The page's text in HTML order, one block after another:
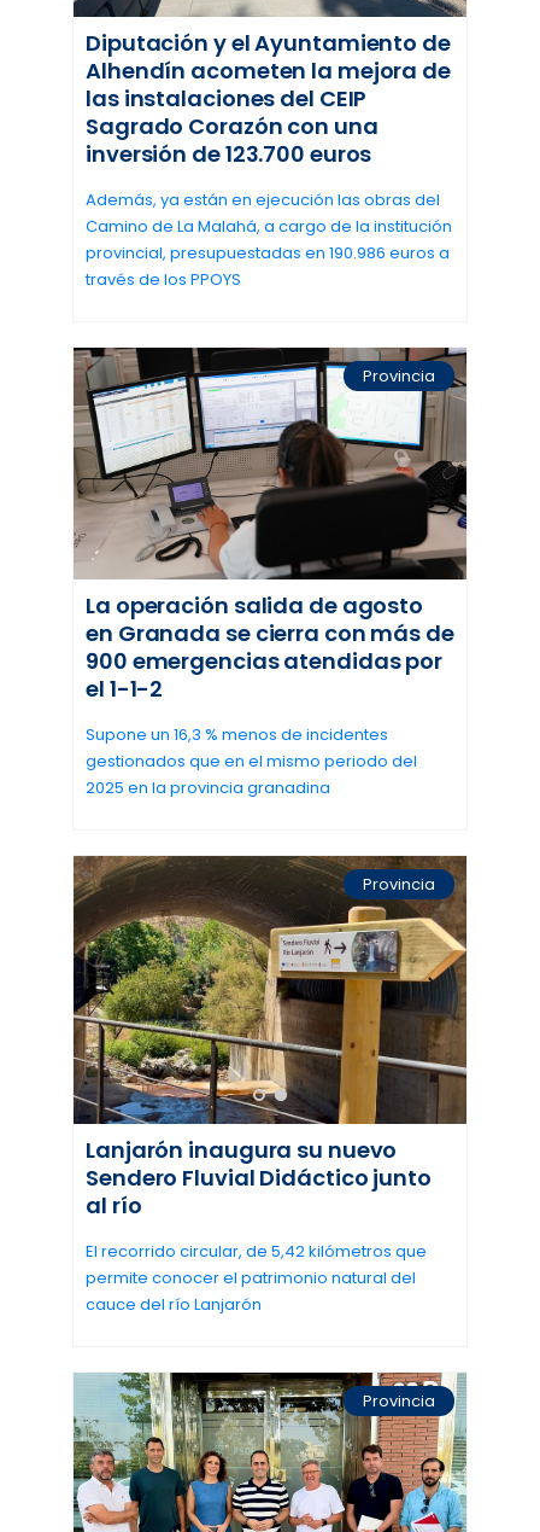
Diputación y el Ayuntamiento de
Alhendín acometen la mejora de
las instalaciones del CEIP
Sagrado Corazón con una
inversión de 123.700 euros
Además, ya están en ejecución las obras del
Camino de La Malahá, a cargo de la institución
provincial, presupuestadas en 190.986 euros a
través de los PPOYS
Provincia
La operación salida de agosto
en Granada se cierra con más de
900 emergencias atendidas por
el 1-1-2
Supone un 16,3 % menos de incidentes
gestionados que en el mismo periodo del
2025 en la provincia granadina
Provincia
Lanjarón inaugura su nuevo
Sendero Fluvial Didáctico junto
al río
El recorrido circular, de 5,42 kilómetros que
permite conocer el patrimonio natural del
cauce del río Lanjarón
Provincia